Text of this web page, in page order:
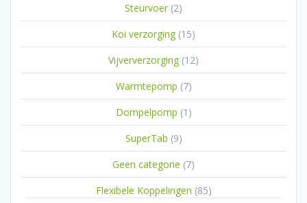
Steurvoer 22
producten
Koi verzorging 1515
producten
Vijververzorging 1212
producten
Warmtepomp 77
producten
Dompelpomp 1 1
product
SuperTab 99
producten
Geen categorie 77
producten
Flexibele Koppelingen 8585